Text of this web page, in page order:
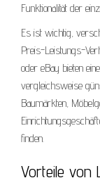
Funktionalität der
Es ist wichtig,
Preis-Leistungs-
oder eBay bieten
vergleichsweise
Baumärkten,
finden.
Vorteile von